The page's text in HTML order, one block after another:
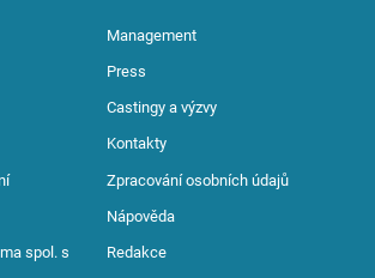
Management
Press
Castingy a výzvy
Kontakty
Zpracování osobních údajů
Nápověda
spol. s
Redakce